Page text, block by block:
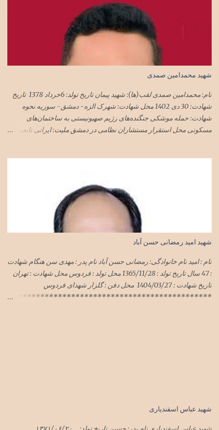
شهید محمدامین صمدی
نام: محمدامین صمدی لقب(ها): شهید پیمان تاریخ تولد: 6خرداد 1378 تاریخ
شهادت: 30 دی 1402 محل شهادت: شهرک الزه- دمشق- سوریه نحوه
شهادت: حمله موشکی جنگنده‌های رژیم صهیونیستی به ساختمان‌های
مسکونی محل استقرار مستشاران نظامی در دمشق ملیت: ایرانی تابعیت:
شهید امید رمضانی حسن آباد
نام : امید نام خانوادگی: رمضانی حسن آباد نام پدر : مهدی سن هنگام شهادت
: 47 سال تاریخ تولد : 1365/11/28 محل تولد : فردوس محل شهادت : تهران
تاریخ شهادت : 1404/03/27 محل دفن : گلزار شهدای فردوس
**********************************************
شهید عباس اسفندیاری